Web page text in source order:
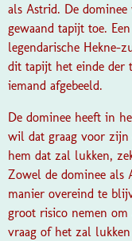
als Astrid. De
gewaand tapijt toe.
legendarische Hekne-
dit tapijt het einde der
iemand afgebeeld.
De dominee heeft in
wil dat graag voor zijn
hem dat zal lukken,
Zowel de dominee als
manier overeind te
groot risico nemen
vraag of het zal